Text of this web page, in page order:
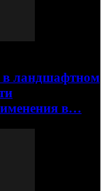
в ландшафтном
в…